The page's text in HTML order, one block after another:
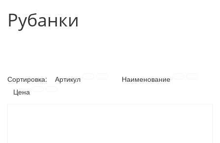
ЛАКОКРАСОЧНЫЕ МАТЕРИАЛЫ
Рубанки
Сортировка: Артикул
Наименование
Цена